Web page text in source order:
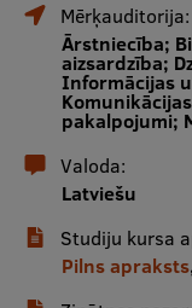
Par RSU
Studentu dzīve
Studiju norises
Mūsu cilvēki
Mērķauditorija:
Ārstniecība;
aizsardzība;
Informācijas
pakalpojumi;
Valoda:
Latviešu
Studiju kursa
Pilns apraksts